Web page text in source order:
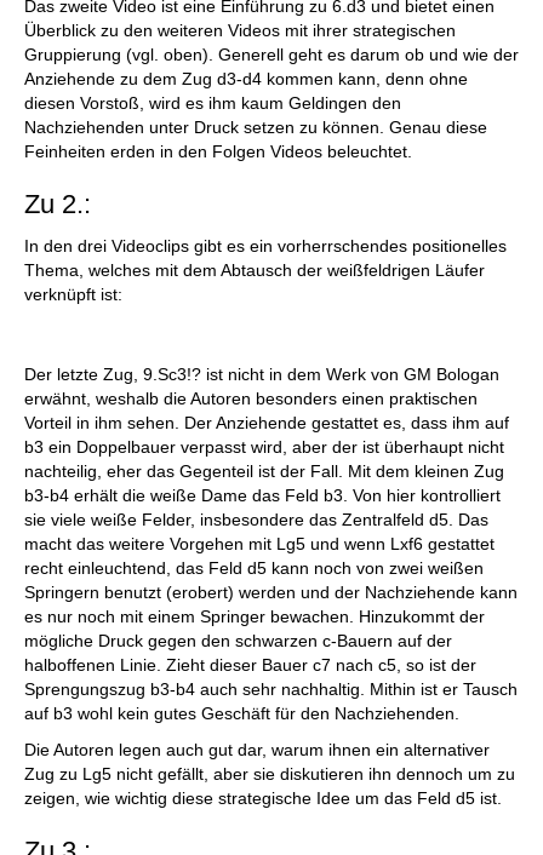
Das zweite Video ist eine Einführung zu 6.d3 und bietet einen
Überblick zu den weiteren Videos mit ihrer strategischen
Gruppierung (vgl. oben). Generell geht es darum ob und wie der
Anziehende zu dem Zug d3-d4 kommen kann, denn ohne
diesen Vorstoß, wird es ihm kaum Geldingen den
Nachziehenden unter Druck setzen zu können. Genau diese
Feinheiten erden in den Folgen Videos beleuchtet.
Zu 2.:
In den drei Videoclips gibt es ein vorherrschendes positionelles
Thema, welches mit dem Abtausch der weißfeldrigen Läufer
verknüpft ist:
Der letzte Zug, 9.Sc3!? ist nicht in dem Werk von GM Bologan
erwähnt, weshalb die Autoren besonders einen praktischen
Vorteil in ihm sehen. Der Anziehende gestattet es, dass ihm auf
b3 ein Doppelbauer verpasst wird, aber der ist überhaupt nicht
nachteilig, eher das Gegenteil ist der Fall. Mit dem kleinen Zug
b3-b4 erhält die weiße Dame das Feld b3. Von hier kontrolliert
sie viele weiße Felder, insbesondere das Zentralfeld d5. Das
macht das weitere Vorgehen mit Lg5 und wenn Lxf6 gestattet
recht einleuchtend, das Feld d5 kann noch von zwei weißen
Springern benutzt (erobert) werden und der Nachziehende kann
es nur noch mit einem Springer bewachen. Hinzukommt der
mögliche Druck gegen den schwarzen c-Bauern auf der
halboffenen Linie. Zieht dieser Bauer c7 nach c5, so ist der
Sprengungszug b3-b4 auch sehr nachhaltig. Mithin ist er Tausch
auf b3 wohl kein gutes Geschäft für den Nachziehenden.
Die Autoren legen auch gut dar, warum ihnen ein alternativer
Zug zu Lg5 nicht gefällt, aber sie diskutieren ihn dennoch um zu
zeigen, wie wichtig diese strategische Idee um das Feld d5 ist.